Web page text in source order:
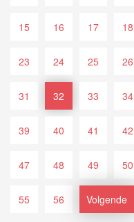
15 16 17 18
23 24 25 26
31 32 33 34
39 40 41 42
47 48 49 50
55 56 Volgende